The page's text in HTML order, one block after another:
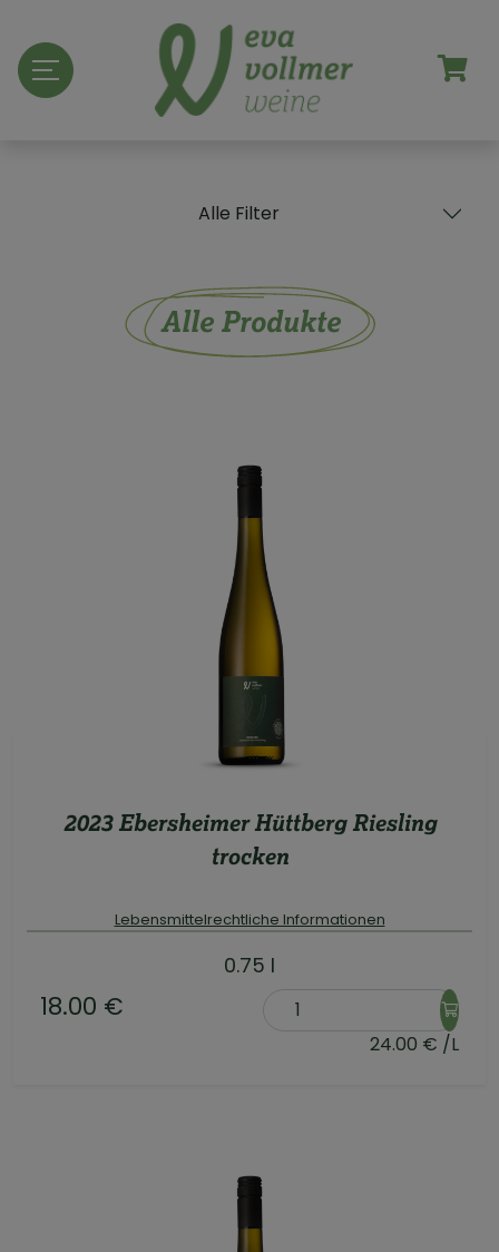
Alle Filter
Alle Produkte
2023 Ebersheimer Hüttberg Riesling
trocken
Lebensmittelrechtliche Informationen
0.75 l
18.00 €
24.00 € /L